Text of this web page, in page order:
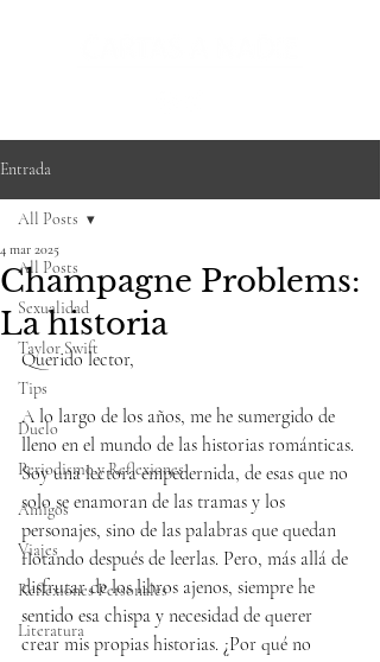
Entrada
All Posts
Sexualidad
Taylor Swift
Tips
Duelo
Periodismo y Reflexiones
Amigos
Viajes
Reflexiones Personales
Literatura
All Posts
Champagne Problems:
La historia
4 mar 2025
Querido lector,
A lo largo de los años, me he sumergido de
lleno en el mundo de las historias románticas.
Soy una lectora empedernida, de esas que no
solo se enamoran de las tramas y los
personajes, sino de las palabras que quedan
flotando después de leerlas. Pero, más allá de
disfrutar de los libros ajenos, siempre he
sentido esa chispa y necesidad de querer
crear mis propias historias. ¿Por qué no